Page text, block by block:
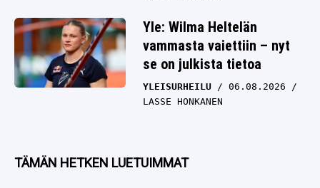
Yle: Wilma Heltelän
vammasta vaiettiin – nyt
se on julkista tietoa
YLEISURHEILU
06.08.2026
LASSE HONKANEN
TÄMÄN HETKEN LUETUIMMAT